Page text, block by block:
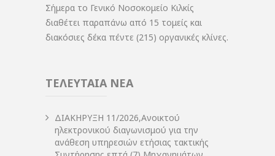
Σήμερα το Γενικό Νοσοκομείο Κιλκίς
διαθέτει παραπάνω από 15 τομείς και
διακόσιες δέκα πέντε (215) οργανικές κλίνες.
ΤΕΛΕΥΤΑΙΑ ΝΕΑ
ΔIΑΚΗΡΥΞΗ 11/2026,Ανοικτού
ηλεκτρονικού διαγωνισμού για την
ανάθεση υπηρεσιών ετήσιας τακτικής